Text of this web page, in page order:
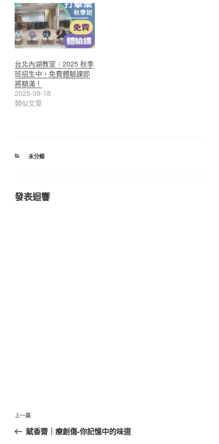
台北內湖教室︱2025 秋季
班招生中，免費體驗課即
將額滿！
2025-09-18
類似文章
分
未分類
發表迴響
文
導
上
一
上一篇
賦香齋｜療創傷-你記憶中的味道